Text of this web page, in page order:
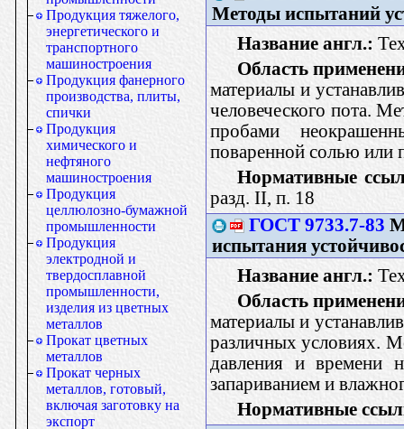
Продукция тяжелого,
энергетического и
транспортного
машиностроения
Продукция фанерного
производства, плиты,
спички
Продукция
химического и
нефтяного
машиностроения
Продукция
целлюлозно-бумажной
промышленности
Продукция
электродной и
твердосплавной
промышленности,
изделия из цветных
металлов
Прокат цветных
металлов
Прокат черных
металлов, готовый,
включая заготовку на
экспорт
Методы испытаний
Название англ.:
Область
материалы и
человеческого пота.
пробами
поваренной солью или
Нормативные
разд. II, п. 18
ГОСТ 9733.7-83
испытания
Название англ.:
Область
материалы и
различных условиях.
давления и времени
запариванием и
Нормативные